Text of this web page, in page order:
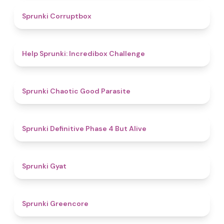
Sprunki Corruptbox
Help Sprunki: Incredibox Challenge
Sprunki Chaotic Good Parasite
Sprunki Definitive Phase 4 But Alive
Sprunki Gyat
Sprunki Greencore